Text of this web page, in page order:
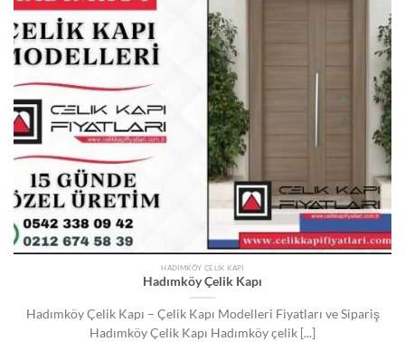
HADIMKÖY ÇELIK KAPI
Hadımköy Çelik Kapı
Hadımköy Çelik Kapı – Çelik Kapı Modelleri Fiyatları ve Sipariş
Hadımköy Çelik Kapı Hadımköy çelik [...]